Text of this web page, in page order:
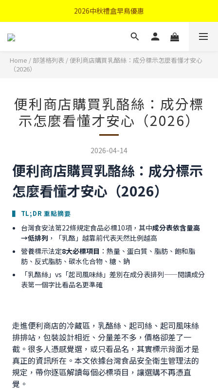
首購優惠輸入"N50"現折50元
2026中秋禮盒早鳥優惠
首購優惠輸入"N50"現折50元
Home / 部落格列表 /便利商店購買乳酪絲：成分標示怎麼看懂才安心
（2026）
便利商店購買乳酪絲：成分標
示怎麼看懂才安心（2026）
2026-04-14
便利商店購買乳酪絲：成分標示
怎麼看懂才安心（2026）
▌ TL;DR 重點摘要
台灣食安法第22條規定食品必標10項，其中成分表依含量高
→低排列 ，「乳酪」越靠前代表天然比例越高
營養標示法定8大必標項目 ：熱量、蛋白質、脂肪、飽和脂
肪、反式脂肪、碳水化合物、糖、鈉
「乳酪絲」vs「起司風味絲」差別在成分表排列——閱讀成分
表第一個字比看品名更準確
走進便利商店的冷藏區，乳酪絲、起司絲、起司風味絲
排排站，包裝設計相近、分量差不多，價格卻差了一
截。很多人憑感覺選，或只看品名，其實標示背面才是
真正的資訊所在。本文依據台灣食品安全衛生管理法的
規定，帶你逐區解讀每個必標項目，讓選購不再憑直
覺。